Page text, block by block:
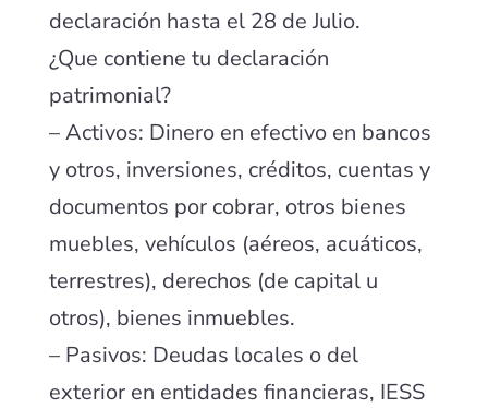
declaración hasta el 28 de Julio.
¿Que contiene tu declaración
patrimonial?
– Activos: Dinero en efectivo en bancos
y otros, inversiones, créditos, cuentas y
documentos por cobrar, otros bienes
muebles, vehículos (aéreos, acuáticos,
terrestres), derechos (de capital u
otros), bienes inmuebles.
– Pasivos: Deudas locales o del
exterior en entidades financieras, IESS